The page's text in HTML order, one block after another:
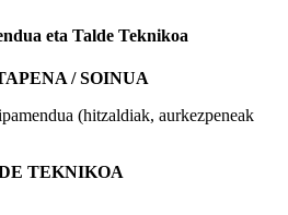
eta Talde Teknikoa
/SOINUA
(hitzaldiak, aurkezpeneak
TEKNIKOA